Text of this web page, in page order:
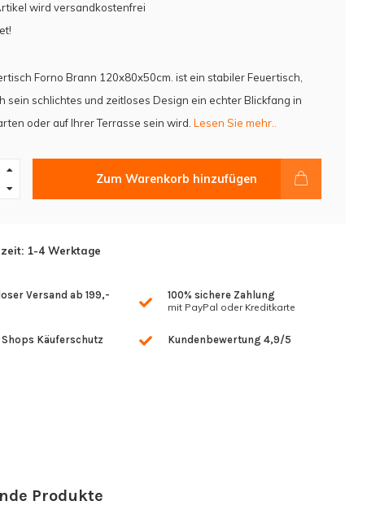
wird versandkostenfrei
Forno Brann 120x80x50cm. ist ein stabiler Feuertisch,
sein schlichtes und zeitloses Design ein echter Blickfang in
oder auf Ihrer Terrasse sein wird. Lesen Sie mehr..
Zum Warenkorb hinzufügen
1-4 Werktage
Versand ab 199,-
100% sichere Zahlung
mit PayPal oder Kreditkarte
Shops Käuferschutz Kundenbewertung 4,9/5
Produkte